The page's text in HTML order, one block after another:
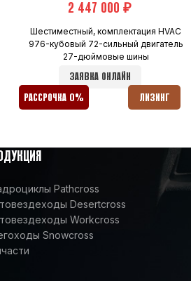
₽
Шестиместный, комплектация HVAC
976-кубовый 72-сильный двигатель
27-дюймовые шины
ЗАЯВКА ОНЛАЙН
РАССРОЧКА 0% ЛИЗИНГ
Pathcross
Desertcross
Workcross
Snowcross